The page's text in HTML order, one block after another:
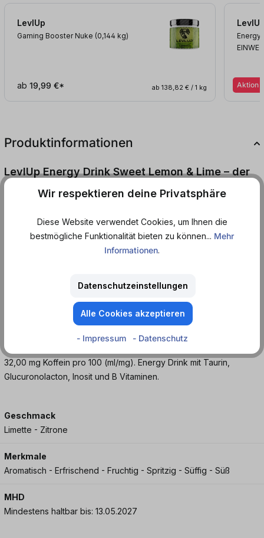
LevlUp
Gaming Booster Nuke (0,144 kg)
ab 19,99 €* ab 138,82 € / 1 kg
Energy
Aktion
Produktinformationen
LevlUp Energy Drink Sweet Lemon & Lime – der
perfekte Energie-Kick
Boost mit einem spritzigen Mix aus süßer Zitrone und frischer
Limette. Der belebende Geschmack trifft auf die bewährte Formel
für Fokus und Energie – ganz ohne Zucker.
mit jedem Schluck auf das nächste Level. In der stylischen 500-
ml-Dose überzeugt LevlUp Sweet Lemon & Lime durch intensive
Frische und eine angenehm ausgewogene Süße – ideal gekühlt
32,00 mg Koffein pro 100 (ml/mg). Energy Drink mit Taurin,
Glucuronolacton, Inosit und B Vitaminen.
Geschmack
Limette - Zitrone
Merkmale
Aromatisch - Erfrischend - Fruchtig - Spritzig - Süffig - Süß
MHD
Mindestens haltbar bis: 13.05.2027
Wir respektieren deine Privatsphäre
Diese Website verwendet Cookies, um Ihnen die
bestmögliche Funktionalität bieten zu können... Mehr
Informationen.
Datenschutzeinstellungen
Alle Cookies akzeptieren
- Impressum - Datenschutz